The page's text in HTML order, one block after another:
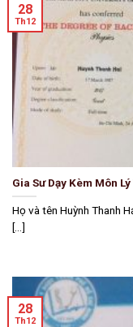
Gia Sư Dạy Kèm Môn
Họ và tên Huỳnh Thanh
[...]
28
Th12
28
Th12